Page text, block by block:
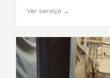
Ver serviço →